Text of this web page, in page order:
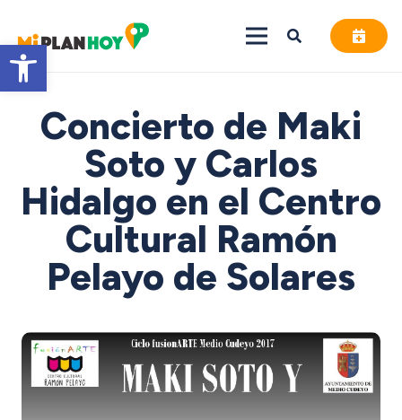
Abrir barra de herramientas
Concierto de Maki
Soto y Carlos
Hidalgo en el Centro
Cultural Ramón
Pelayo de Solares